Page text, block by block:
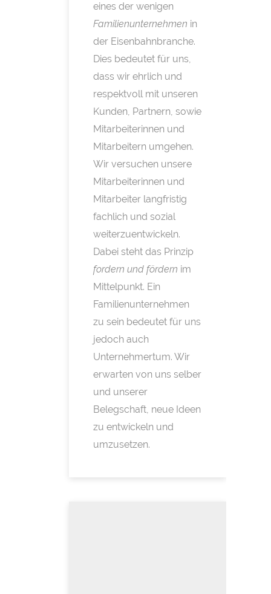
eines der wenigen
Familienunternehmen in
der Eisenbahnbranche.
Dies bedeutet für uns,
dass wir ehrlich und
respektvoll mit unseren
Kunden, Partnern, sowie
Mitarbeiterinnen und
Mitarbeitern umgehen.
Wir versuchen unsere
Mitarbeiterinnen und
Mitarbeiter langfristig
fachlich und sozial
weiterzuentwickeln.
Dabei steht das Prinzip
fordern und fördern im
Mittelpunkt. Ein
Familienunternehmen
zu sein bedeutet für uns
jedoch auch
Unternehmertum. Wir
erwarten von uns selber
und unserer
Belegschaft, neue Ideen
zu entwickeln und
umzusetzen.